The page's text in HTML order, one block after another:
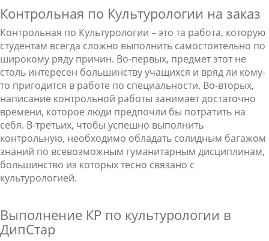
Контрольная по Культурологии на заказ
Контрольная по Культурологии – это та работа, которую
студентам всегда сложно выполнить самостоятельно по
широкому ряду причин. Во-первых, предмет этот не
столь интересен большинству учащихся и вряд ли кому-
то пригодится в работе по специальности. Во-вторых,
написание контрольной работы занимает достаточно
времени, которое люди предпочли бы потратить на
себя. В-третьих, чтобы успешно выполнить
контрольную, необходимо обладать солидным багажом
знаний по всевозможным гуманитарным дисциплинам,
большинство из которых тесно связано с
культурологией.
Выполнение КР по культурологии в
ДипСтар